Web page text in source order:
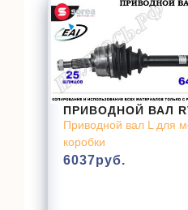
ПРИВОДНОЙ ВАЛ
Приводной вал L для
коробки
6037руб.